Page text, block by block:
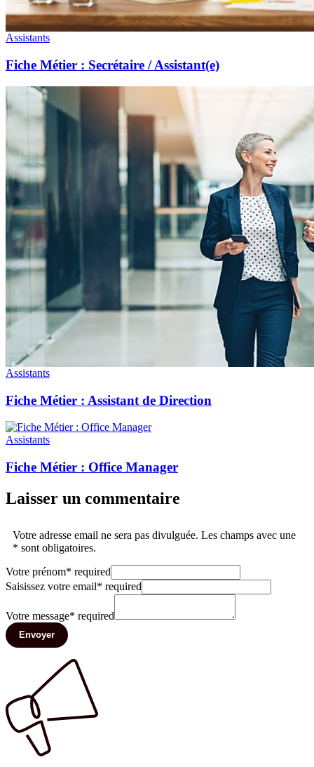
Assistants
Fiche Métier : Secrétaire / Assistant(e)
Assistants
Fiche Métier : Assistant de Direction
Assistants
Fiche Métier : Office Manager
Laisser un commentaire
Votre adresse email ne sera pas divulguée. Les champs avec une
* sont obligatoires.
Votre prénom* required
Saisissez votre email* required
Votre message* required
Envoyer